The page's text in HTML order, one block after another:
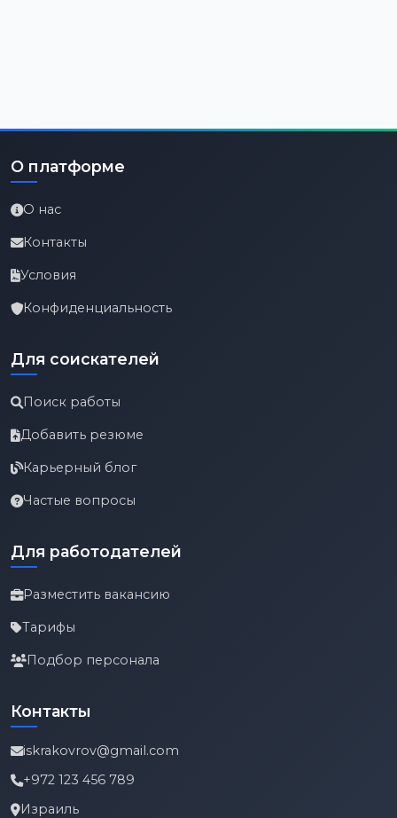
О платформе
О нас
Контакты
Условия
Конфиденциальность
Для соискателей
Поиск работы
Добавить резюме
Карьерный блог
Частые вопросы
Для работодателей
Разместить вакансию
Тарифы
Подбор персонала
Контакты
iskrakovrov@gmail.com
+972 123 456 789
Израиль